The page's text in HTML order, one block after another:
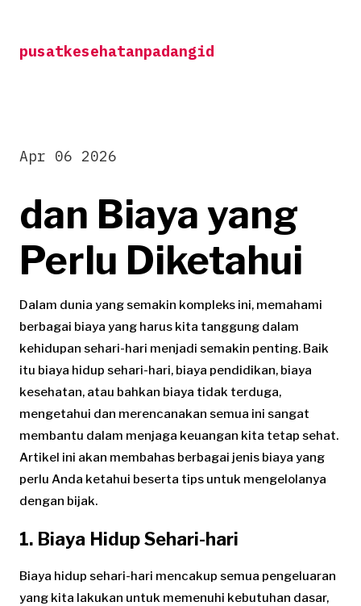
contentpusatkesehatanpadangid
dan Biaya yang
Perlu Diketahui
Apr 06 2026
Dalam dunia yang semakin kompleks ini, memahami
berbagai biaya yang harus kita tanggung dalam
kehidupan sehari-hari menjadi semakin penting. Baik
itu biaya hidup sehari-hari, biaya pendidikan, biaya
kesehatan, atau bahkan biaya tidak terduga,
mengetahui dan merencanakan semua ini sangat
membantu dalam menjaga keuangan kita tetap sehat.
Artikel ini akan membahas berbagai jenis biaya yang
perlu Anda ketahui beserta tips untuk mengelolanya
dengan bijak.
1. Biaya Hidup Sehari-hari
Biaya hidup sehari-hari mencakup semua pengeluaran
yang kita lakukan untuk memenuhi kebutuhan dasar,